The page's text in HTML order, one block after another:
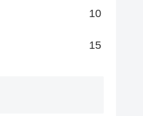
10
15